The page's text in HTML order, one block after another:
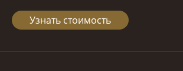
Узнать стоимость